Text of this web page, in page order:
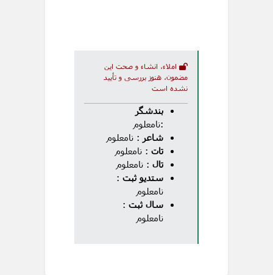
املاء، انشاء و صحت این
مضمون، هنوز بررسی و تأیید
نشده است
بندشگر
:نامعلوم
شاعر : نامعلوم
تات : نامعلوم
تال : نامعلوم
ستدیو ثبت :
نامعلوم
سال ثبت :
نامعلوم